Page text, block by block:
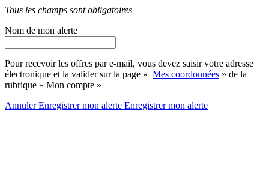
Tous les champs sont obligatoires
Nom de mon alerte
Pour recevoir les offres par e-mail, vous devez saisir votre adresse
électronique et la valider sur la page « Mes coordonnées » de la
rubrique « Mon compte »
AnnulerEnregistrer mon alerte Enregistrermon alerte